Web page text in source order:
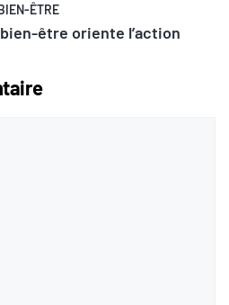
ÊTRE
être oriente l’action